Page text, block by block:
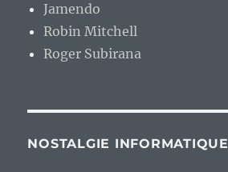
Jamendo
Robin Mitchell
Roger Subirana
NOSTALGIE INFORMATIQUE